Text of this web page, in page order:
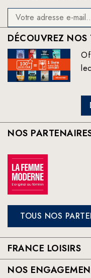
DÉCOUVREZ NOS
NOS
TOUS NOS
FRANCE LOISIRS
NOS